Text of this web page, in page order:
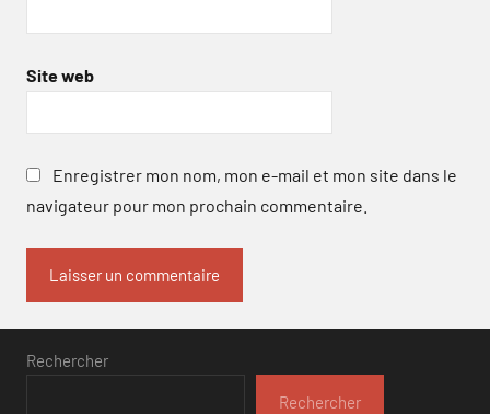
Site web
Enregistrer mon nom, mon e-mail et mon site dans le
navigateur pour mon prochain commentaire.
Rechercher
Rechercher